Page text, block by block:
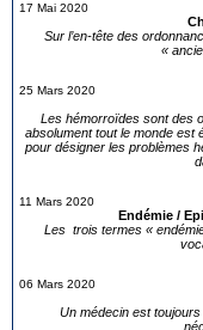
17 Mai 2020
Sur l’en-tête des
«
25 Mars 2020
Les hémorroïdes sont des
absolument tout le monde est
pour désigner les problèmes
11 Mars 2020
Endémie /
Les trois termes «
06 Mars 2020
Un médecin est